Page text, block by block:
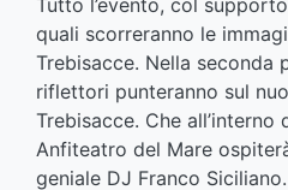
Tutto l’evento, col
quali scorreranno le
Trebisacce. Nella seconda
riflettori punteranno sul
Trebisacce. Che all’interno
Anfiteatro del Mare
geniale DJ Franco